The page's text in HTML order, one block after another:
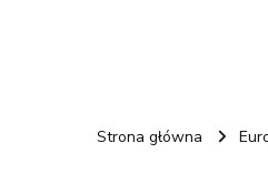
Strona główna